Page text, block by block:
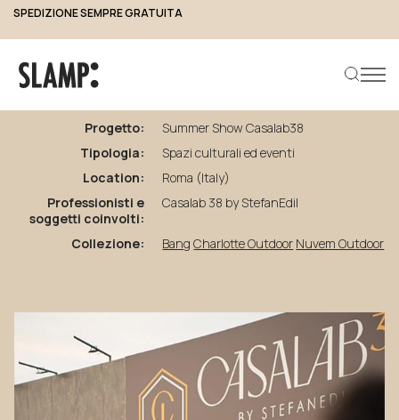
SPEDIZIONE SEMPRE GRATUITA
Cerca prodotto
Summer Casalab38
Progetto:
Summer Show Casalab38
Tipologia:
Spazi culturali ed eventi
Location:
Roma (Italy)
Professionisti e
soggetti coinvolti:
Casalab 38 by StefanEdil
Collezione: Bang Charlotte Outdoor Nuvem Outdoor